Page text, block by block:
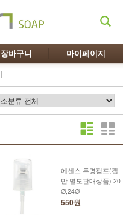
장바구니 마이페이지
에센스 투명펌프(캡
만 별도판매상품) 20
Ø,24Ø
550원